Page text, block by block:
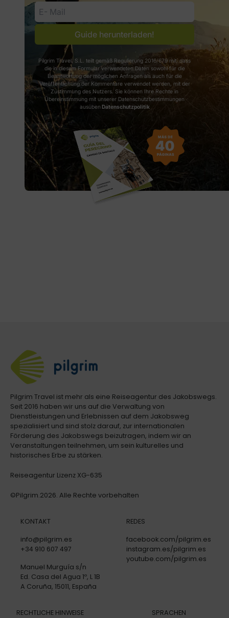
Guide herunterladen!
Pilgrim Travel, S.L. teilt gemäß Regulierung 2016/679 mit, dass
die in diesem Formular verwendeten Daten sowohl für die
Beantwortung der möglichen Anfragen als auch für die
Veröffentlichung der Kommentare verwendet werden, mit der
Zustimmung des Nutzers. Sie können Ihre Rechte in
Übereinstimmung mit unserer Datenschutzbestimmungen
ausüben Datenschutzpolitik
Pilgrim Travel ist mehr als eine Reiseagentur des Jakobswegs.
Seit 2016 haben wir uns auf die Verwaltung von
Dienstleistungen und Erlebnissen auf dem Jakobsweg
spezialisiert und sind stolz darauf, zur internationalen
Förderung des Jakobswegs beizutragen, indem wir an
Veranstaltungen teilnehmen, um sein kulturelles und
historisches Erbe zu stärken.
Reiseagentur Lizenz XG-635
©Pilgrim.2026. Alle Rechte vorbehalten
KONTAKT
info@pilgrim.es
+34 910 607 497
Manuel Murguía s/n
Ed. Casa del Agua 1º, L 1B
A Coruña, 15011, España
REDES
facebook.com/pilgrim.es
instagram.es/pilgrim.es
youtube.com/pilgrim.es
RECHTLICHE HINWEISE SPRACHEN